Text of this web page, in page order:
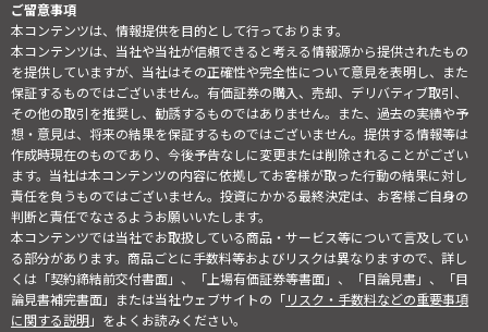
ご留意事項
本コンテンツは、情報提供を目的として行っております。
本コンテンツは、当社や当社が信頼できると考える情報源から提供されたもの
を提供していますが、当社はその正確性や完全性について意見を表明し、また
保証するものではございません。有価証券の購入、売却、デリバティブ取引、
その他の取引を推奨し、勧誘するものではありません。また、過去の実績や予
想・意見は、将来の結果を保証するものではございません。提供する情報等は
作成時現在のものであり、今後予告なしに変更または削除されることがござい
ます。当社は本コンテンツの内容に依拠してお客様が取った行動の結果に対し
責任を負うものではございません。投資にかかる最終決定は、お客様ご自身の
判断と責任でなさるようお願いいたします。
本コンテンツでは当社でお取扱している商品・サービス等について言及してい
る部分があります。商品ごとに手数料等およびリスクは異なりますので、詳し
くは「契約締結前交付書面」、「上場有価証券等書面」、「目論見書」、「目
論見書補完書面」または当社ウェブサイトの「リスク・手数料などの重要事項
に関する説明」をよくお読みください。